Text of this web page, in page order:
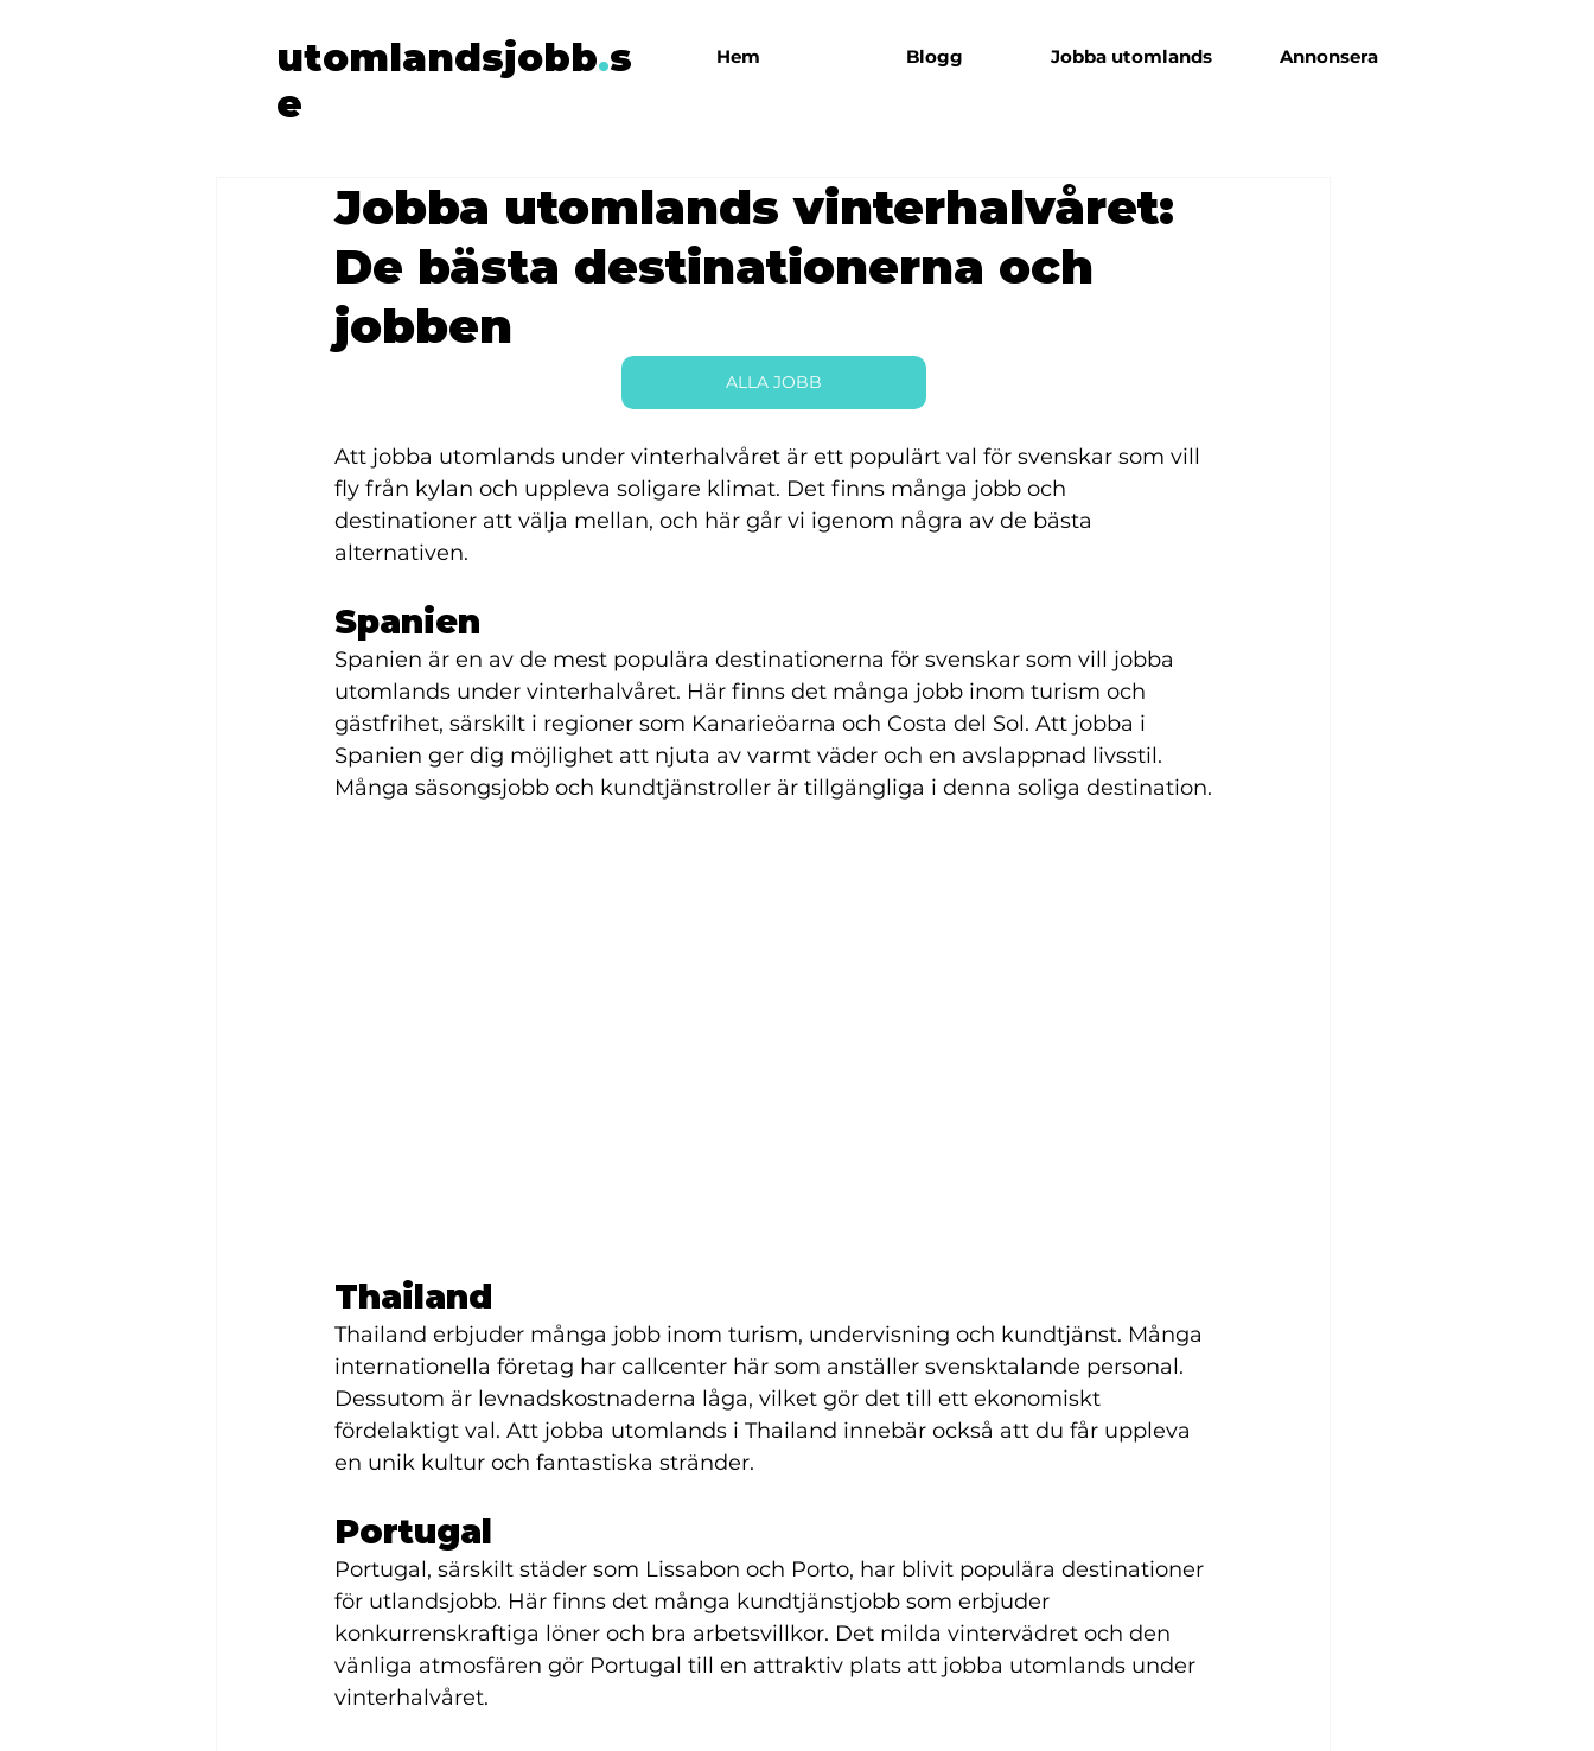
utomlandsjobb.s
e
Hem Blogg Jobba utomlands Annonsera
Jobba utomlands vinterhalvåret:
De bästa destinationerna och
jobben
ALLA JOBB
Att jobba utomlands under vinterhalvåret är ett populärt val för svenskar som vill
fly från kylan och uppleva soligare klimat. Det finns många jobb och
destinationer att välja mellan, och här går vi igenom några av de bästa
alternativen.
Spanien
Spanien är en av de mest populära destinationerna för svenskar som vill jobba
utomlands under vinterhalvåret. Här finns det många jobb inom turism och
gästfrihet, särskilt i regioner som Kanarieöarna och Costa del Sol. Att jobba i
Spanien ger dig möjlighet att njuta av varmt väder och en avslappnad livsstil.
Många säsongsjobb och kundtjänstroller är tillgängliga i denna soliga destination.
Thailand
Thailand erbjuder många jobb inom turism, undervisning och kundtjänst. Många
internationella företag har callcenter här som anställer svensktalande personal.
Dessutom är levnadskostnaderna låga, vilket gör det till ett ekonomiskt
fördelaktigt val. Att jobba utomlands i Thailand innebär också att du får uppleva
en unik kultur och fantastiska stränder.
Portugal
Portugal, särskilt städer som Lissabon och Porto, har blivit populära destinationer
för utlandsjobb. Här finns det många kundtjänstjobb som erbjuder
konkurrenskraftiga löner och bra arbetsvillkor. Det milda vintervädret och den
vänliga atmosfären gör Portugal till en attraktiv plats att jobba utomlands under
vinterhalvåret.